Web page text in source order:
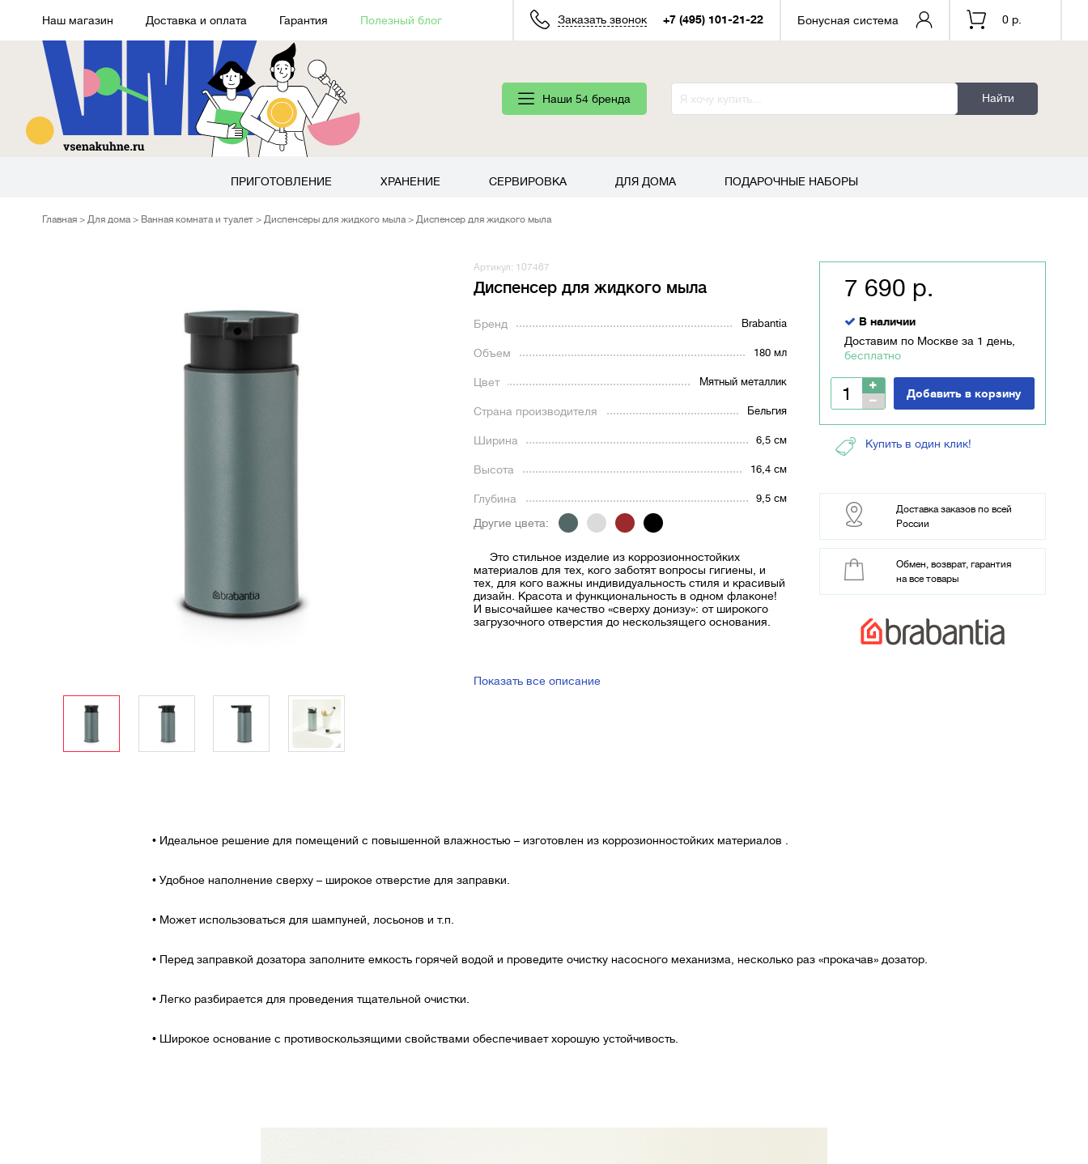
Наш магазин Доставка и оплата Гарантия Полезный блог Заказать звонок +7 (495) 101-21-22 Бонусная система 0 р.
Наши 54 бренда Найти
ПРИГОТОВЛЕНИЕ ХРАНЕНИЕ СЕРВИРОВКА ДЛЯ ДОМА ПОДАРОЧНЫЕ НАБОРЫ
Главная Для дома Ванная комната и туалет Диспенсеры для жидкого мыла Диспенсер для жидкого мыла
Артикул: 107467
Диспенсер для жидкого мыла
Бренд Brabantia
Объем 180 мл
Цвет Мятный металлик
Страна производителя Бельгия
Ширина 6,5 см
Высота 16,4 см
Глубина 9,5 см
Другие цвета:
Это стильное изделие из коррозионностойких
материалов для тех, кого заботят вопросы гигиены, и
тех, для кого важны индивидуальность стиля и красивый
дизайн. Красота и функциональность в одном флаконе!
И высочайшее качество «сверху донизу»: от широкого
загрузочного отверстия до нескользящего основания.
Показать все описание
7 690 р.
В наличии
Доставим по Москве за 1 день,
бесплатно
Добавить в корзину
Купить в один клик!
Доставка заказов по всей
России
Обмен, возврат, гарантия
на все товары
• Идеальное решение для помещений с повышенной влажностью – изготовлен из коррозионностойких материалов .
• Удобное наполнение сверху – широкое отверстие для заправки.
• Может использоваться для шампуней, лосьонов и т.п.
• Перед заправкой дозатора заполните емкость горячей водой и проведите очистку насосного механизма, несколько раз «прокачав» дозатор.
• Легко разбирается для проведения тщательной очистки.
• Широкое основание с противоскользящими свойствами обеспечивает хорошую устойчивость.